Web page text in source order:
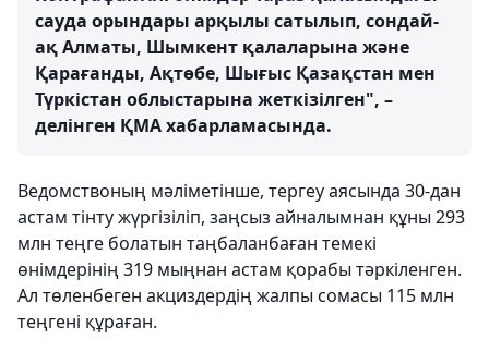
сауда орындары арқылы сатылып, сондай-
ақ Алматы, Шымкент қалаларына және
Қарағанды, Ақтөбе, Шығыс Қазақстан мен
Түркістан облыстарына жеткізілген", –
делінген ҚМА хабарламасында.
Ведомствоның мәліметінше, тергеу аясында 30-дан
астам тінту жүргізіліп, заңсыз айналымнан құны 293
млн теңге болатын таңбаланбаған темекі
өнімдерінің 319 мыңнан астам қорабы тәркіленген.
Ал төленбеген акциздердің жалпы сомасы 115 млн
теңгені құраған.